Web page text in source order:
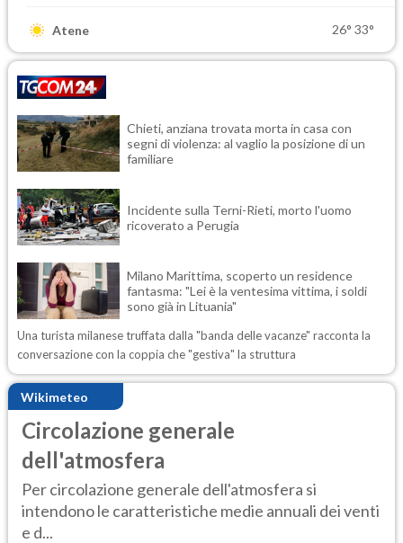
Atene 26° 33°
Chieti, anziana trovata morta in casa con
segni di violenza: al vaglio la posizione di un
familiare
Incidente sulla Terni-Rieti, morto l'uomo
ricoverato a Perugia
Milano Marittima, scoperto un residence
fantasma: "Lei è la ventesima vittima, i soldi
sono già in Lituania"
Una turista milanese truffata dalla "banda delle vacanze" racconta la
conversazione con la coppia che "gestiva" la struttura
Wikimeteo
Circolazione generale
dell'atmosfera
Per circolazione generale dell'atmosfera si
intendono le caratteristiche medie annuali dei venti
e d...